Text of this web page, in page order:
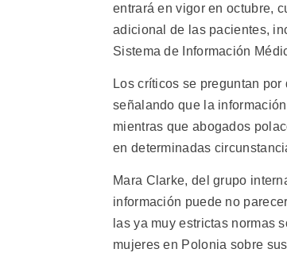
entrará en vigor en octubre,
adicional de las pacientes,
Sistema de Información
Los críticos se preguntan
señalando que la
mientras que abogados
en determinadas
Mara Clarke, del grupo
información puede no
las ya muy estrictas normas
mujeres en Polonia sobre